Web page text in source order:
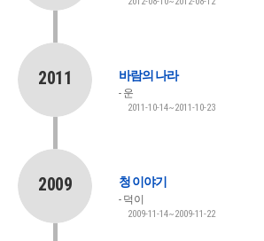
2011 바람의 나라
운
2011-10-14~2011-10-23
2009 청 이야기
덕이
2009-11-14~2009-11-22